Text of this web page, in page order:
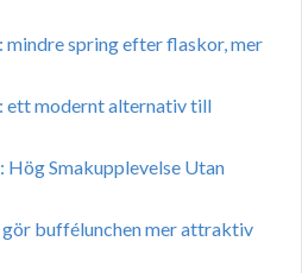
spring efter flaskor, mer
ett modernt alternativ till
Smakupplevelse Utan
buffélunchen mer attraktiv